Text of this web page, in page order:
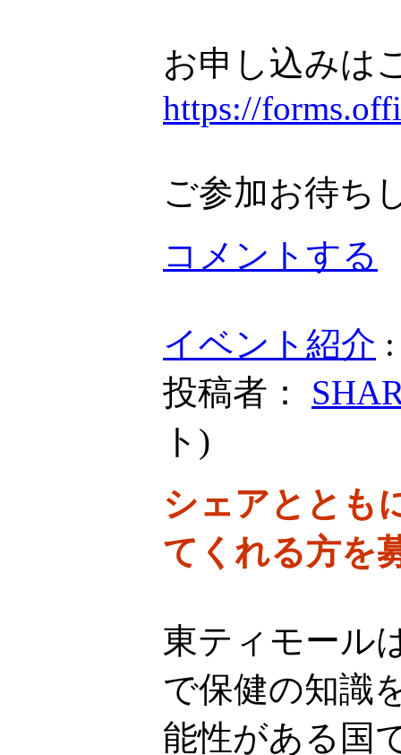
お申し込みは
https://
ご参加お待ち
コメントする
イベント紹介
投稿者：
ト )
シェアととも
てくれる方を
東ティモール
で保健の知識
能性がある国